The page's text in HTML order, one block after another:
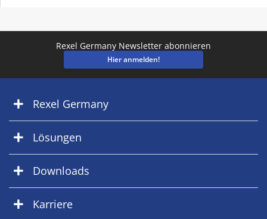
Rexel Germany Newsletter abonnieren
Hier anmelden!
Rexel Germany
Lösungen
Downloads
Karriere